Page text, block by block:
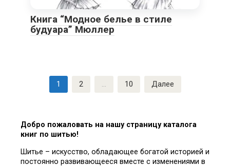
Книга “Модное белье в стиле
будуара” Мюллер
1 2 … 10 Далее
Добро пожаловать на нашу страницу каталога
книг по шитью!
Шитье – искусство, обладающее богатой историей и
постоянно развивающееся вместе с изменениями в